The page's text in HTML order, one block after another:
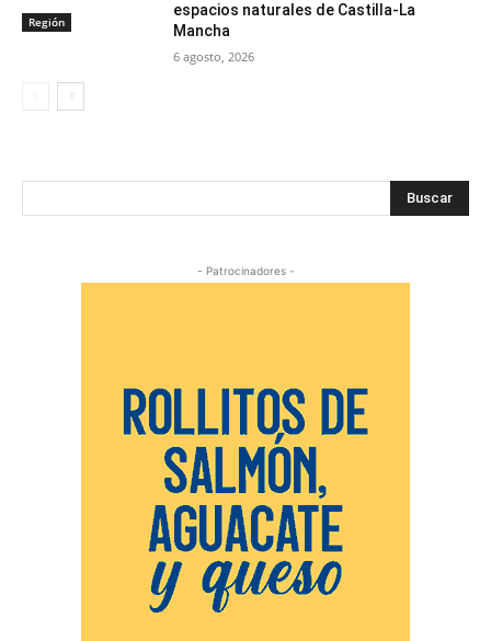
Región
espacios naturales de Castilla-La
Mancha
6 agosto, 2026
Buscar
- Patrocinadores -